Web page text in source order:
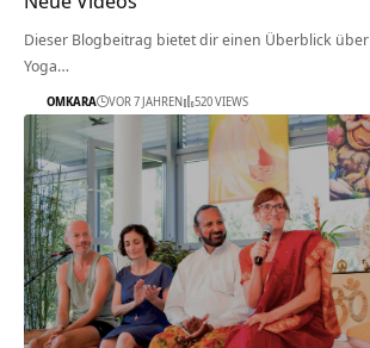
Dieser Blogbeitrag bietet dir einen Überblick über
Yoga…
OMKARA VOR 7 JAHREN 520 VIEWS